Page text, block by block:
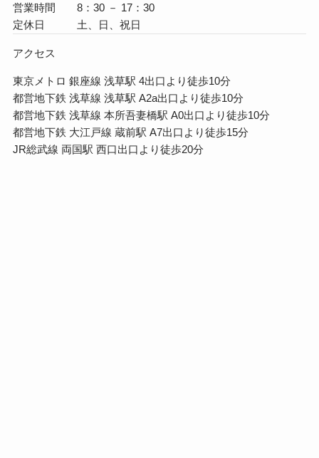
営業時間 8：30 － 17：30
定休日 土、日、祝日
アクセス
東京メトロ 銀座線 浅草駅 4出口より徒歩10分
都営地下鉄 浅草線 浅草駅 A2a出口より徒歩10分
都営地下鉄 浅草線 本所吾妻橋駅 A0出口より徒歩10分
都営地下鉄 大江戸線 蔵前駅 A7出口より徒歩15分
JR総武線 両国駅 西口出口より徒歩20分